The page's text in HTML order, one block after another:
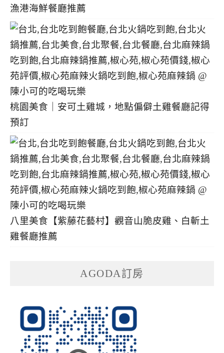
漁港海鮮餐廳推薦
桃園美食｜安可土雞城，地點偏僻土雞餐廳記得
預訂
八里美食【紫藤花藝村】觀音山脆皮雞、白斬土
雞餐廳推薦
AGODA訂房